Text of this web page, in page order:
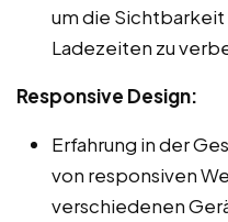
um die Sichtbarkeit
Ladezeiten zu
Responsive Design:
Erfahrung in der
von responsiven
verschiedenen